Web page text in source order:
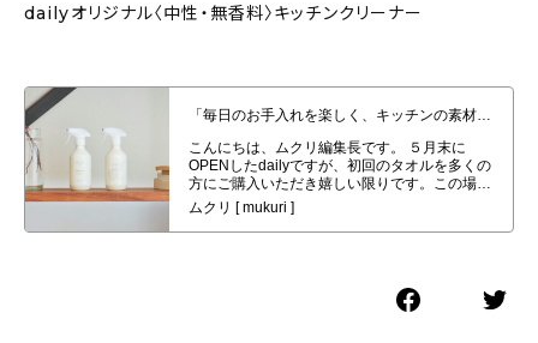
dailyオリジナル〈中性・無香料〉キッチンクリーナー
「毎日のお手入れを楽しく、キッチンの素材へ優しく、安心を」dailyオリジナ
ル〈中性・無香料〉キッチンクリーナー